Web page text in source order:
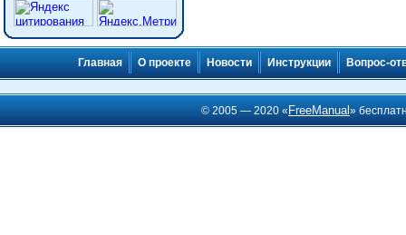
Главная О проекте Новости Инструкции Вопрос-
© 2005 — 2020 « FreeManual»